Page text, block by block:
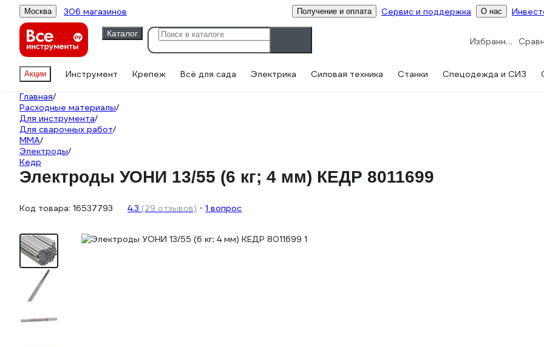
Москва 306 магазинов Получение и оплата Сервис и поддержка О нас
Каталог
Избранное
Акции Инструмент Крепеж Всё для сада Электрика Силовая техника Станки Спецодежда и СИЗ
Главная/
Расходные материалы/
Для инструмента/
Для сварочных работ/
ММА/
Электроды/
Кедр
Электроды УОНИ 13/55 (6 кг; 4 мм) КЕДР 8011699
Код товара: 16537793 4.3 (29 отзывов) 1 вопрос